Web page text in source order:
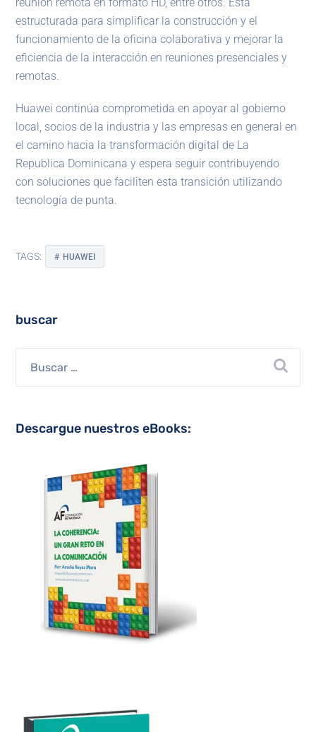
estructurada para simplificar la construcción y el
funcionamiento de la oficina colaborativa y mejorar la
eficiencia de la interacción en reuniones presenciales y
remotas.
Huawei continúa comprometida en apoyar al gobierno
local, socios de la industria y las empresas en general en
el camino hacia la transformación digital de La
Republica Dominicana y espera seguir contribuyendo
con soluciones que faciliten esta transición utilizando
tecnología de punta.
TAGS: HUAWEI
buscar
Descargue nuestros eBooks: